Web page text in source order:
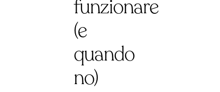
funzionare
(e
quando
no)